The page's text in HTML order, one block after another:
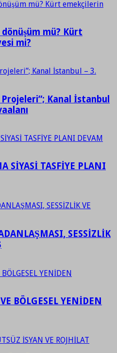
mü? Kürt
mi?
Projeleri”; Kanal İstanbul
SİYASİ TASFİYE PLANI
SESSİZLİK
BÖLGESEL YENİDEN